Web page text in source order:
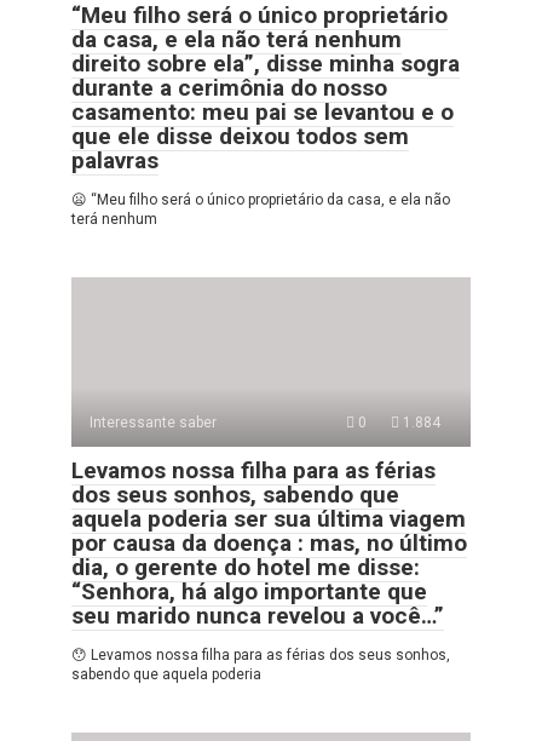
“Meu filho será o único proprietário
da casa, e ela não terá nenhum
direito sobre ela”, disse minha sogra
durante a cerimônia do nosso
casamento: meu pai se levantou e o
que ele disse deixou todos sem
palavras
😦 “Meu filho será o único proprietário da casa, e ela não
terá nenhum
Interessante saber 0 1.884
Levamos nossa filha para as férias
dos seus sonhos, sabendo que
aquela poderia ser sua última viagem
por causa da doença : mas, no último
dia, o gerente do hotel me disse:
“Senhora, há algo importante que
seu marido nunca revelou a você…”
😯 Levamos nossa filha para as férias dos seus sonhos,
sabendo que aquela poderia